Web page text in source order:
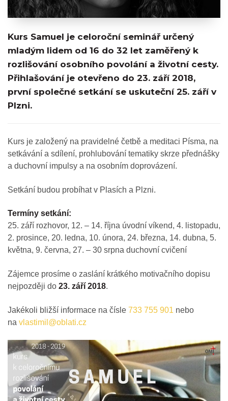
Kurs Samuel je celoroční seminář určený
mladým lidem od 16 do 32 let zaměřený k
rozlišování osobního povolání a životní cesty.
Přihlašování je otevřeno do 23. září 2018,
první společné setkání se uskuteční 25. září v
Plzni.
Kurs je založený na pravidelné četbě a meditaci Písma, na
setkávání a sdílení, prohlubování tematiky skrze přednášky
a duchovní impulsy a na osobním doprovázení.
Setkání budou probíhat v Plasích a Plzni.
Termíny setkání:
25. září rozhovor, 12. – 14. října úvodní víkend, 4. listopadu,
2. prosince, 20. ledna, 10. února, 24. března, 14. dubna, 5.
května, 9. června, 27. – 30 srpna duchovní cvičení
Zájemce prosíme o zaslání krátkého motivačního dopisu
nejpozději do 23. září 2018.
Jakékoli bližší informace na čísle 733 755 901 nebo
na vlastimil@oblati.cz